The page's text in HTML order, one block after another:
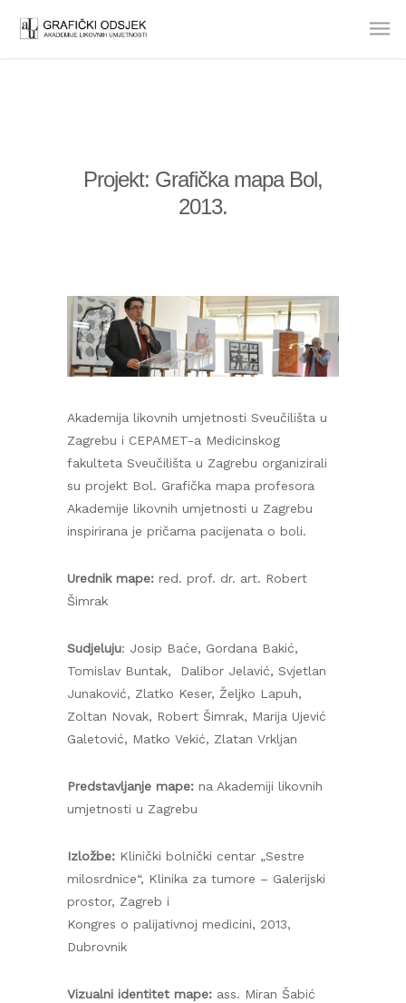
Projekt: Grafička mapa Bol,
2013.
Akademija likovnih umjetnosti Sveučilišta u
Zagrebu i CEPAMET-a Medicinskog
fakulteta Sveučilišta u Zagrebu organizirali
su projekt Bol. Grafička mapa profesora
Akademije likovnih umjetnosti u Zagrebu
inspirirana je pričama pacijenata o boli.
Urednik mape: red. prof. dr. art. Robert
Šimrak
Sudjeluju: Josip Baće, Gordana Bakić,
Tomislav Buntak, Dalibor Jelavić, Svjetlan
Junaković, Zlatko Keser, Željko Lapuh,
Zoltan Novak, Robert Šimrak, Marija Ujević
Galetović, Matko Vekić, Zlatan Vrkljan
Predstavljanje mape: na Akademiji likovnih
umjetnosti u Zagrebu
Izložbe: Klinički bolnički centar „Sestre
milosrdnice“, Klinika za tumore – Galerijski
prostor, Zagreb i
Kongres o palijativnoj medicini, 2013,
Dubrovnik
Vizualni identitet mape: ass. Miran Šabić